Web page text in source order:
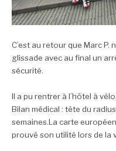
C’est au retour que Marc P.
glissade avec au final un
sécurité.
Il a pu rentrer à l’hôtel à
Bilan médical : tête du
semaines.La carte
prouvé son utilité lors de la